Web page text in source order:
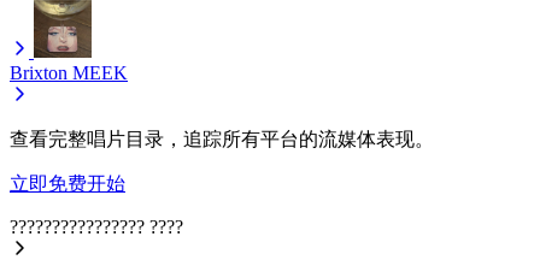
Brixton MEEK
查看完整唱片目录，追踪所有平台的流媒体表现。
立即免费开始
???????????????? ????